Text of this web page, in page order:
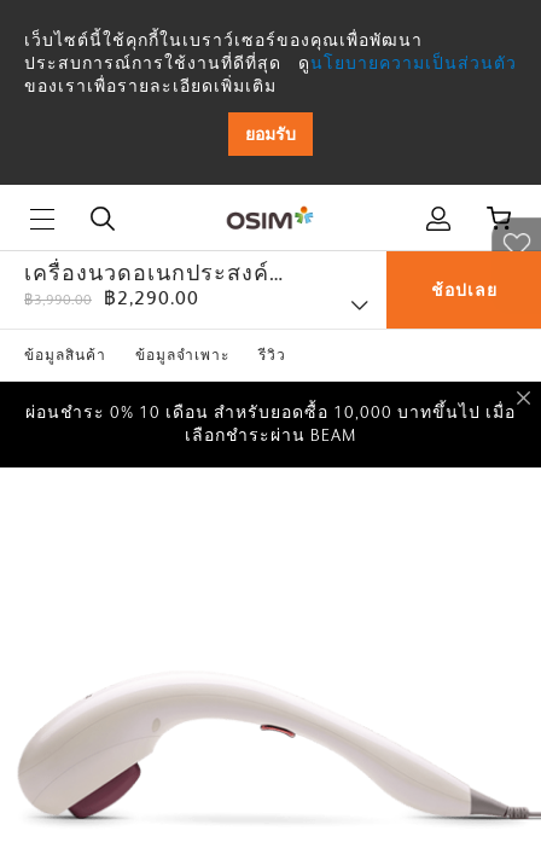
เว็บไซต์นี้ใช้คุกกี้ในเบราว์เซอร์ของคุณเพื่อพัฒนา
ประสบการณ์การใช้งานที่ดีที่สุด ดูนโยบายความเป็นส่วนตัว
ของเราเพื่อรายละเอียดเพิ่มเติม
ยอมรับ
เครื่องนวดอเนกประสงค์
uPamper Lite
฿3,990.00 ฿2,290.00 ช้อปเลย
ข้อมูลสินค้า ข้อมูลจำเพาะ รีวิว
ผ่อนชำระ 0% 10 เดือน สำหรับยอดซื้อ 10,000 บาทขึ้นไป เมื่อ
เลือกชำระผ่าน BEAM
ผ่อนชำระ 0% 10 เดือน สำหรับยอดซื้อ 10,000 บาทขึ้นไป เมื่อ
เลือกชำระผ่าน BEAM